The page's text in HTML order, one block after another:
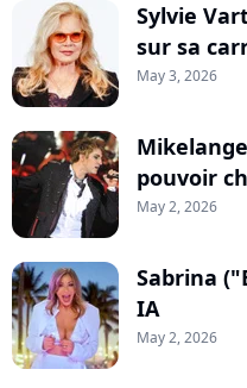
Sylvie
sur sa
May 3, 2026
pouvoir
May 2, 2026
Sabrina
IA
May 2, 2026